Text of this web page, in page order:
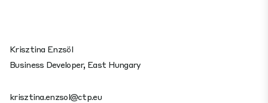
Krisztina Enzsöl
Business Developer, East Hungary
krisztina.enzsol@ctp.eu